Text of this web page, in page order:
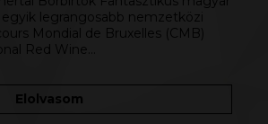
legrangosabb nemzetközi
Mondial de Bruxelles (CMB)
Red Wine…
Elolvasom